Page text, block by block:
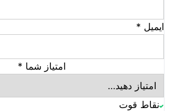
ذخیره‌سازی
مناسب برای ذخیره حجم زیادی از
با طراحی مقاوم در برابر لرزش و
ایمیل *
امتیاز شما *
نقاط قوت